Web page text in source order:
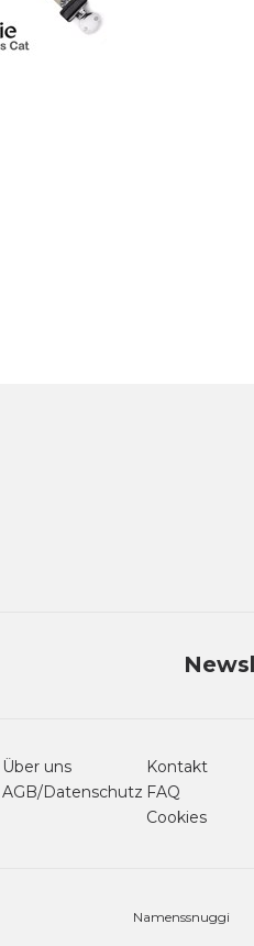
Über uns
AGB/Datenschutz
Kontakt
FAQ
Cookies
Namenssnuggi